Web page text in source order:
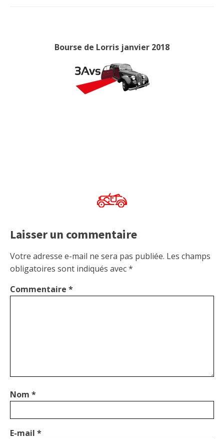
Bourse de Lorris janvier 2018
Laisser un commentaire
Votre adresse e-mail ne sera pas publiée. Les champs
obligatoires sont indiqués avec*
Commentaire *
Nom *
E-mail *